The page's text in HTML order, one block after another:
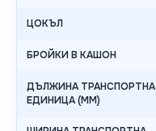
ЦОКЪЛ
БРОЙКИ В КАШОН
ДЪЛЖИНА ТРАНСПОРТНА
ЕДИНИЦА (MM)